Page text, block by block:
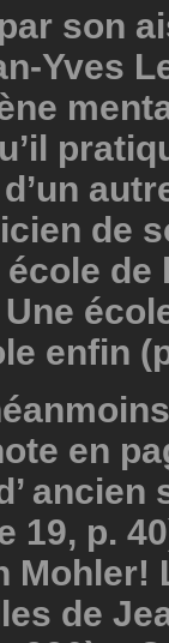
son
Yves
de
de
enfin
en
ancien
19, p.
de